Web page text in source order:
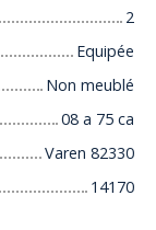
2
Equipée
Non meublé
08 a 75 ca
Varen 82330
14170